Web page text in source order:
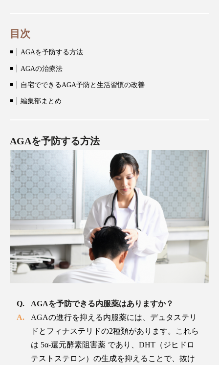
目次
AGAを予防する方法
AGAの治療法
自宅でできるAGA予防と生活習慣の改善
編集部まとめ
AGAを予防する方法
AGAを予防できる内服薬はありますか？
AGAの進行を抑える内服薬には、デュタステリ
ドとフィナステリドの2種類があります。これら
は 5α-還元酵素阻害薬 であり、DHT（ジヒドロ
テストステロン）の生成を抑えることで、抜け